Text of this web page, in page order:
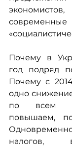
современные
Почему в
год подряд
Почему с
одно
по всем
повышаем,
налогов,